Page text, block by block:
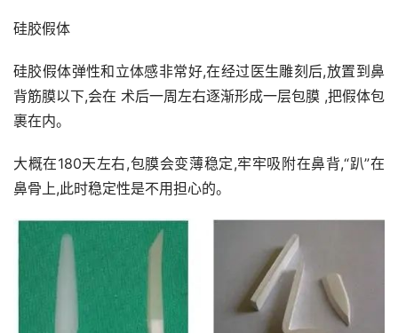
硅胶假体
硅胶假体弹性和立体感非常好,在经过医生雕刻后,放置到鼻
背筋膜以下,会在 术后一周左右逐渐形成一层包膜 ,把假体包
裹在内。
大概在180天左右,包膜会变薄稳定,牢牢吸附在鼻背,“趴”在
鼻骨上,此时稳定性是不用担心的。